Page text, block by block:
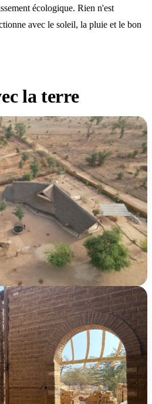
écologique. Rien n'est
avec le soleil, la pluie et le bon
la terre